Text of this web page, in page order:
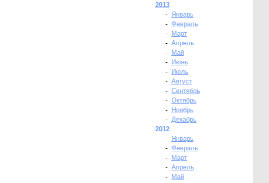
2013
-
Январь
- Февраль
-
Март
- Апрель
-
Май
-
Июнь
-
Июль
- Август
- Сентябрь
- Октябрь
-
Ноябрь
- Декабрь
2012
-
Январь
- Февраль
-
Март
- Апрель
-
Май